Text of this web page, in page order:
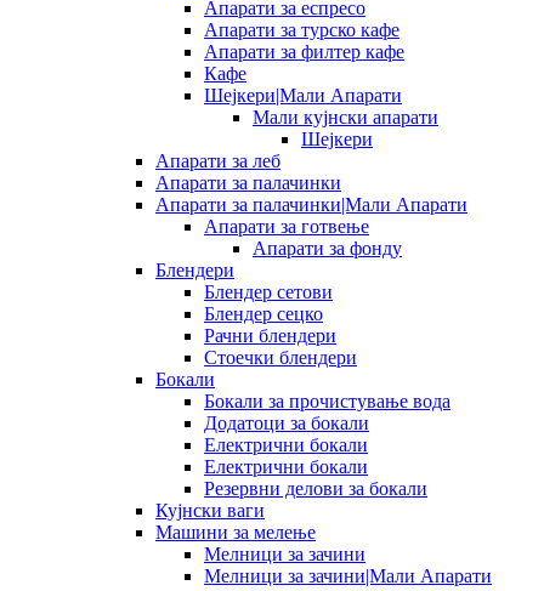
Апарати за еспресо
Апарати за турско кафе
Апарати за филтер кафе
Кафе
Шејкери|Мали Апарати
Мали кујнски апарати
Шејкери
Апарати за леб
Апарати за палачинки
Апарати за палачинки|Мали Апарати
Апарати за готвење
Апарати за фонду
Блендери
Блендер сетови
Блендер сецко
Рачни блендери
Стоечки блендери
Бокали
Бокали за прочистување вода
Додатоци за бокали
Електрични бокали
Електрични бокали
Резервни делови за бокали
Кујнски ваги
Машини за мелење
Мелници за зачини
Мелници за зачини|Мали Апарати